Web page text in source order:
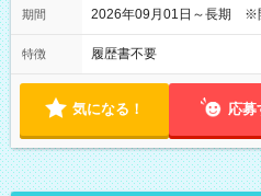
期間 2026年09月01日～長期 ※
特徴 履歴書不要
気になる！ 応募